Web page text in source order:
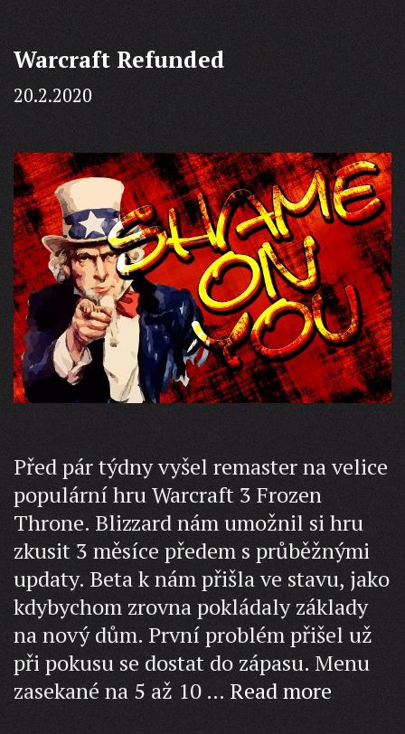
Warcraft Refunded
20.2.2020
Před pár týdny vyšel remaster na velice
populární hru Warcraft 3 Frozen
Throne. Blizzard nám umožnil si hru
zkusit 3 měsíce předem s průběžnými
updaty. Beta k nám přišla ve stavu, jako
kdybychom zrovna pokládaly základy
na nový dům. První problém přišel už
při pokusu se dostat do zápasu. Menu
zasekané na 5 až 10 …Read more